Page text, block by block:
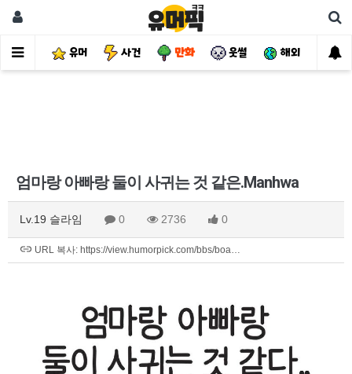
유머 사건 만화 웃썰 해외 핫
엄마랑 아빠랑 둘이 사귀는 것 같은.Manhwa
Lv.19 슬라임 0 2736 0
URL 복사: https://view.humorpick.com/bbs/boa…